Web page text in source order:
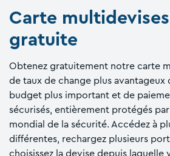
Carte multidevises
gratuite
Obtenez gratuitement notre carte
de taux de change plus avantageux
budget plus important et de
sécurisés, entièrement protégés
mondial de la sécurité. Accédez à
différentes, rechargez plusieurs
choisissez la devise depuis laquelle